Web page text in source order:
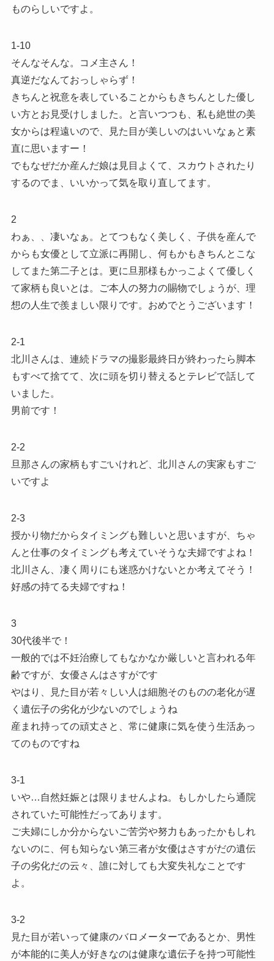
ものらしいですよ。
1-10
そんなそんな。コメ主さん！
真逆だなんておっしゃらず！
きちんと祝意を表していることからもきちんとした優し
い方とお見受けしました。と言いつつも、私も絶世の美
女からは程遠いので、見た目が美しいのはいいなぁと素
直に思いますー！
でもなぜだか産んだ娘は見目よくて、スカウトされたり
するのでま、いいかって気を取り直してます。
2
わぁ、、凄いなぁ。とてつもなく美しく、子供を産んで
からも女優として立派に再開し、何もかもきちんとこな
してまた第二子とは。更に旦那様もかっこよくて優しく
て家柄も良いとは。ご本人の努力の賜物でしょうが、理
想の人生で羨ましい限りです。おめでとうございます！
2-1
北川さんは、連続ドラマの撮影最終日が終わったら脚本
もすべて捨てて、次に頭を切り替えるとテレビで話して
いました。
男前です！
2-2
旦那さんの家柄もすごいけれど、北川さんの実家もすご
いですよ
2-3
授かり物だからタイミングも難しいと思いますが、ちゃ
んと仕事のタイミングも考えていそうな夫婦ですよね！
北川さん、凄く周りにも迷惑かけないとか考えてそう！
好感の持てる夫婦ですね！
3
30代後半で！
一般的では不妊治療してもなかなか厳しいと言われる年
齢ですが、女優さんはさすがです
やはり、見た目が若々しい人は細胞そのものの老化が遅
く遺伝子の劣化が少ないのでしょうね
産まれ持っての頑丈さと、常に健康に気を使う生活あっ
てのものですね
3-1
いや…自然妊娠とは限りませんよね。もしかしたら通院
されていた可能性だってあります。
ご夫婦にしか分からないご苦労や努力もあったかもしれ
ないのに、何も知らない第三者が女優はさすがだの遺伝
子の劣化だの云々、誰に対しても大変失礼なことです
よ。
3-2
見た目が若いって健康のバロメーターであるとか、男性
が本能的に美人が好きなのは健康な遺伝子を持つ可能性